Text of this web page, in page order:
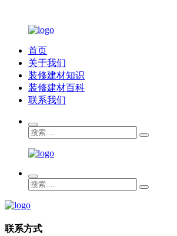
首页
关于我们
装修建材知识
装修建材百科
联系我们
联系方式